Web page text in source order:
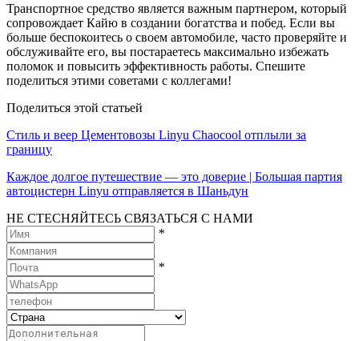
Транспортное средство является важным партнером, который
сопровождает Кайю в создании богатства и побед. Если вы
больше беспокоитесь о своем автомобиле, часто проверяйте и
обслуживайте его, вы постараетесь максимально избежать
поломок и повысить эффективность работы. Спешите
поделиться этими советами с коллегами!
Поделиться этой статьей
Стиль и веер Цементовозы Linyu Chaocool отплыли за
границу
Каждое долгое путешествие — это доверие | Большая партия
автоцистерн Linyu отправляется в Шаньдун
НЕ СТЕСНЯЙТЕСЬ СВЯЗАТЬСЯ С НАМИ
*
*